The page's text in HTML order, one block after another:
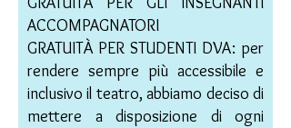
ACCOMPAGNATORI
GRATUITÀ PER STUDENTI DVA: per
rendere sempre più accessibile e
inclusivo il teatro, abbiamo deciso di
mettere a disposizione di ogni